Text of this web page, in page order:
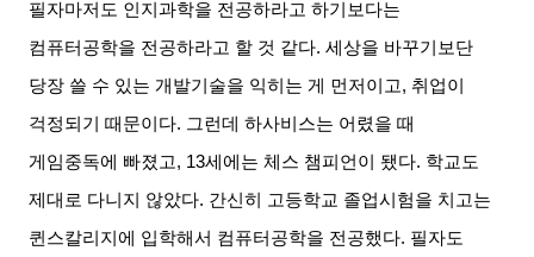
필자마저도 인지과학을 전공하라고 하기보다는
컴퓨터공학을 전공하라고 할 것 같다.세상을 바꾸기보단
당장 쓸 수 있는 개발기술을 익히는 게 먼저이고, 취업이
걱정되기 때문이다. 그런데 하사비스는 어렸을 때
게임중독에 빠졌고, 13세에는 체스 챔피언이 됐다. 학교도
제대로 다니지 않았다. 간신히 고등학교 졸업시험을 치고는
퀸스칼리지에 입학해서 컴퓨터공학을 전공했다. 필자도